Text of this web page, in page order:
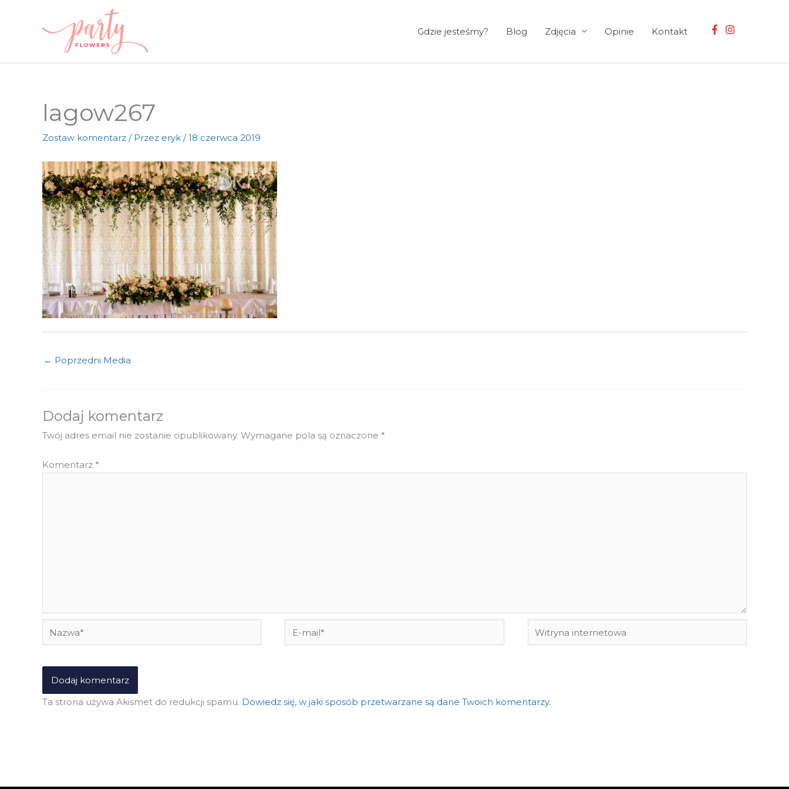
Gdzie jesteśmy? Blog Zdjęcia Opinie Kontakt
lagow267
Zostaw komentarz / Przez eryk /18 czerwca 2019
← Poprzedni Media
Dodaj komentarz
Twój adres email nie zostanie opublikowany. Wymagane pola są oznaczone *
Komentarz *
Nazwa*
E-
mail*
Witryna
internetowa
Ta strona używa Akismet do redukcji spamu. Dowiedz się, w jaki sposób przetwarzane są dane Twoich komentarzy.